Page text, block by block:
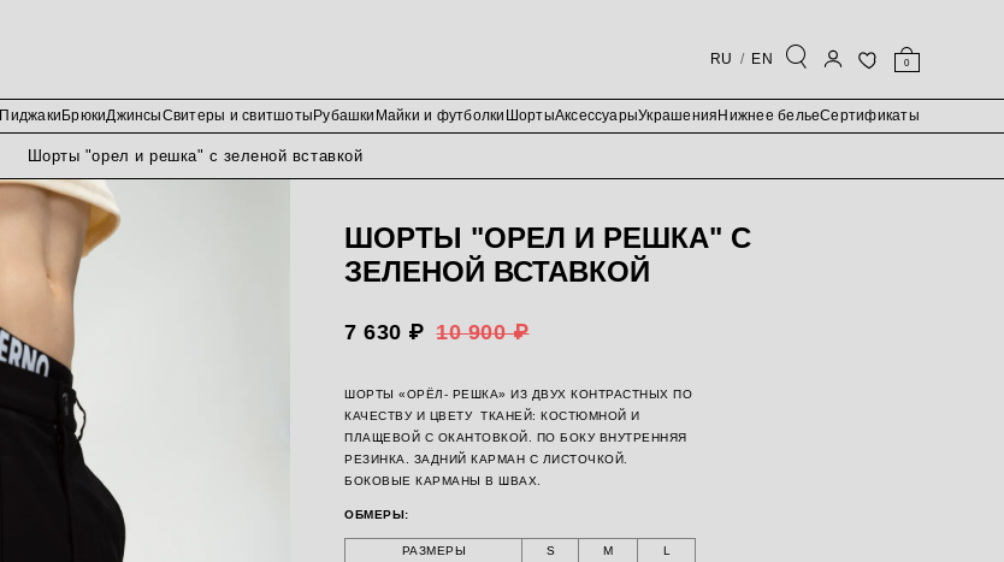
Пиджаки БрюкиДжинсыСвитеры и свитшоты Рубашки Майки и футболки ШортыАксессуарыУкрашения Нижнее бельеСертификаты
Шорты "орел и решка" с зеленой вставкой
RU EN 0
ШОРТЫ "ОРЕЛ И РЕШКА" С
ЗЕЛЕНОЙ ВСТАВКОЙ
7 630 ₽ 10 900 ₽
ШОРТЫ «ОРЁЛ- РЕШКА» ИЗ ДВУХ КОНТРАСТНЫХ ПО
КАЧЕСТВУ И ЦВЕТУ
ТКАНЕЙ: КОСТЮМНОЙ И
ПЛАЩЕВОЙ С ОКАНТОВКОЙ. ПО БОКУ ВНУТРЕННЯЯ
РЕЗИНКА. ЗАДНИЙ КАРМАН С ЛИСТОЧКОЙ.
БОКОВЫЕ КАРМАНЫ В ШВАХ.
ОБМЕРЫ:
РАЗМЕРЫ S M
L